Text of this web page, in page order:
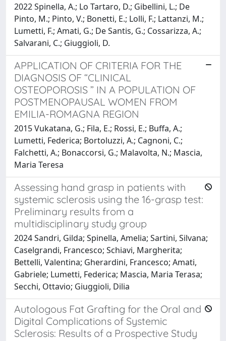
2022 Spinella, A.; Lo Tartaro, D.; Gibellini, L.; De
Pinto, M.; Pinto, V.; Bonetti, E.; Lolli, F.; Lattanzi, M.;
Lumetti, F.; Amati, G.; De Santis, G.; Cossarizza, A.;
Salvarani, C.; Giuggioli, D.
APPLICATION OF CRITERIA FOR THE
DIAGNOSIS OF “CLINICAL
OSTEOPOROSIS ” IN A POPULATION OF
POSTMENOPAUSAL WOMEN FROM
EMILIA-ROMAGNA REGION
2015 Vukatana, G.; Fila, E.; Rossi, E.; Buffa, A.;
Lumetti, Federica; Bortoluzzi, A.; Cagnoni, C.;
Falchetti, A.; Bonaccorsi, G.; Malavolta, N.; Mascia,
Maria Teresa
Assessing hand grasp in patients with
systemic sclerosis using the 16-grasp test:
Preliminary results from a
multidisciplinary study group
2024 Sandri, Gilda; Spinella, Amelia; Sartini, Silvana;
Caselgrandi, Francesco; Schiavi, Margherita;
Bettelli, Valentina; Gherardini, Francesco; Amati,
Gabriele; Lumetti, Federica; Mascia, Maria Terasa;
Secchi, Ottavio; Giuggioli, Dilia
Autologous Fat Grafting for the Oral and
Digital Complications of Systemic
Sclerosis: Results of a Prospective Study